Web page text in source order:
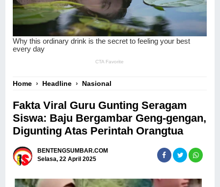
Home › Headline › Nasional
Fakta Viral Guru Gunting Seragam
Siswa: Baju Bergambar Geng-gengan,
Digunting Atas Perintah Orangtua
BENTENGSUMBAR.COM
Selasa, 22 April 2025